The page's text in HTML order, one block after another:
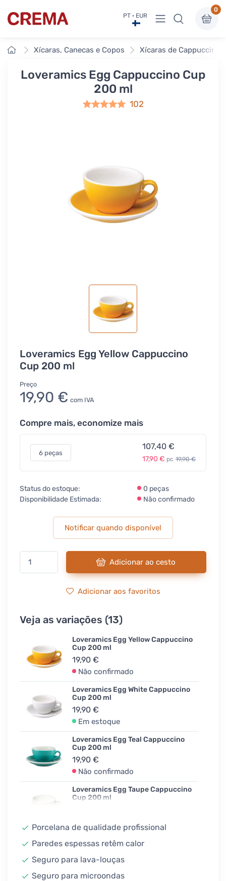
Crema PT · EUR Ver menu
0
InícioXícaras, Canecas e Copos Xícaras de Cappuccino
Loveramics Egg Cappuccino Cup
200 ml
102
Loveramics Egg Yellow Cappuccino
Cup 200 ml
Preço
19,90 € com IVA
Compre mais, economize mais
6 peças
107,40 €
17,90 € pc 19,90 €
Status do estoque:
0 peças
Disponibilidade Estimada:
Não confirmado
Notificar quando disponível
Adicionar ao cesto
Adicionar aos favoritos
Veja as variações (13)
Loveramics Egg Yellow Cappuccino
Cup 200 ml
19,90 €
Não confirmado
Loveramics Egg White Cappuccino
Cup 200 ml
19,90 €
Em estoque
Loveramics Egg Teal Cappuccino
Cup 200 ml
19,90 €
Não confirmado
Loveramics Egg Taupe Cappuccino
Cup 200 ml
Loveramics Egg River Blue
Cappuccino Cup 200 ml
19,90 €
Em estoque
Porcelana de qualidade profissional
Paredes espessas retêm calor
Seguro para lava-louças
Seguro para microondas